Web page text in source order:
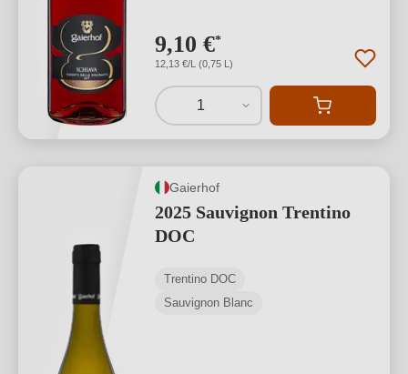
9,10 €*
12,13 €/L (0,75 L)
1
Gaierhof
2025 Sauvignon Trentino
DOC
Trentino DOC
Sauvignon Blanc